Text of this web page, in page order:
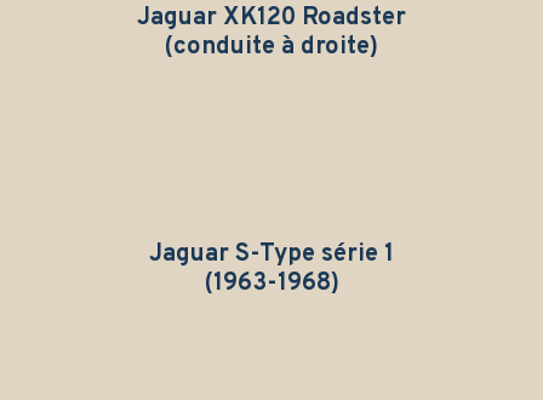
Jaguar XK120 Roadster
(conduite à droite)
Jaguar S-Type série 1
(1963-1968)